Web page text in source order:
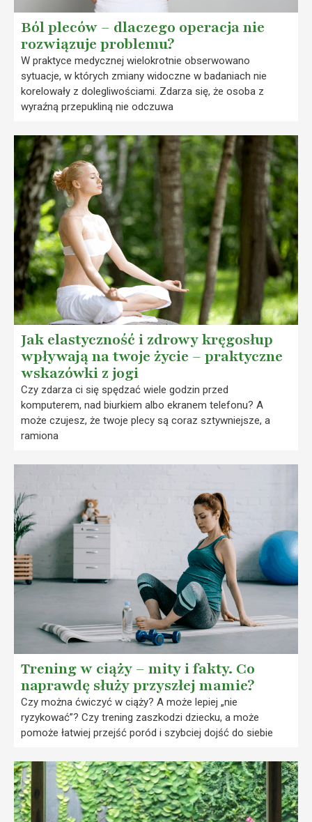
Ból pleców – dlaczego operacja nie
rozwiązuje problemu?
W praktyce medycznej wielokrotnie obserwowano
sytuacje, w których zmiany widoczne w badaniach nie
korelowały z dolegliwościami. Zdarza się, że osoba z
wyraźną przepukliną nie odczuwa
Jak elastyczność i zdrowy kręgosłup
wpływają na twoje życie – praktyczne
wskazówki z jogi
Czy zdarza ci się spędzać wiele godzin przed
komputerem, nad biurkiem albo ekranem telefonu? A
może czujesz, że twoje plecy są coraz sztywniejsze, a
ramiona
Trening w ciąży – mity i fakty. Co
naprawdę służy przyszłej mamie?
Czy można ćwiczyć w ciąży? A może lepiej „nie
ryzykować”? Czy trening zaszkodzi dziecku, a może
pomoże łatwiej przejść poród i szybciej dojść do siebie